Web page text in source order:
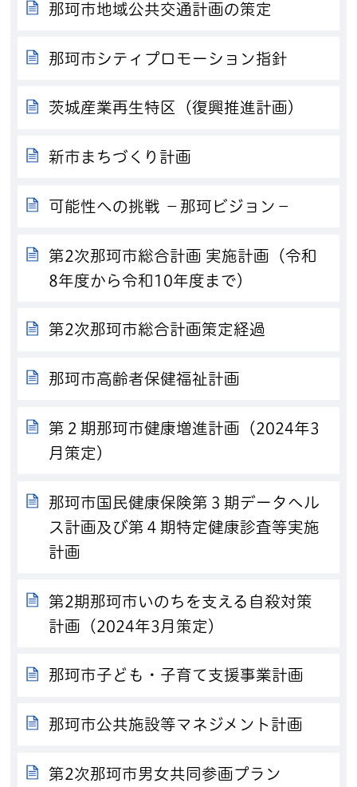
那珂市地域公共交通計画の策定
那珂市シティプロモーション指針
茨城産業再生特区（復興推進計画）
新市まちづくり計画
可能性への挑戦 －那珂ビジョン－
第2次那珂市総合計画 実施計画（令和
8年度から令和10年度まで）
第2次那珂市総合計画策定経過
那珂市高齢者保健福祉計画
第２期那珂市健康増進計画（2024年3
月策定）
那珂市国民健康保険第３期データヘル
ス計画及び第４期特定健康診査等実施
計画
第2期那珂市いのちを支える自殺対策
計画（2024年3月策定）
那珂市子ども・子育て支援事業計画
那珂市公共施設等マネジメント計画
第2次那珂市男女共同参画プラン